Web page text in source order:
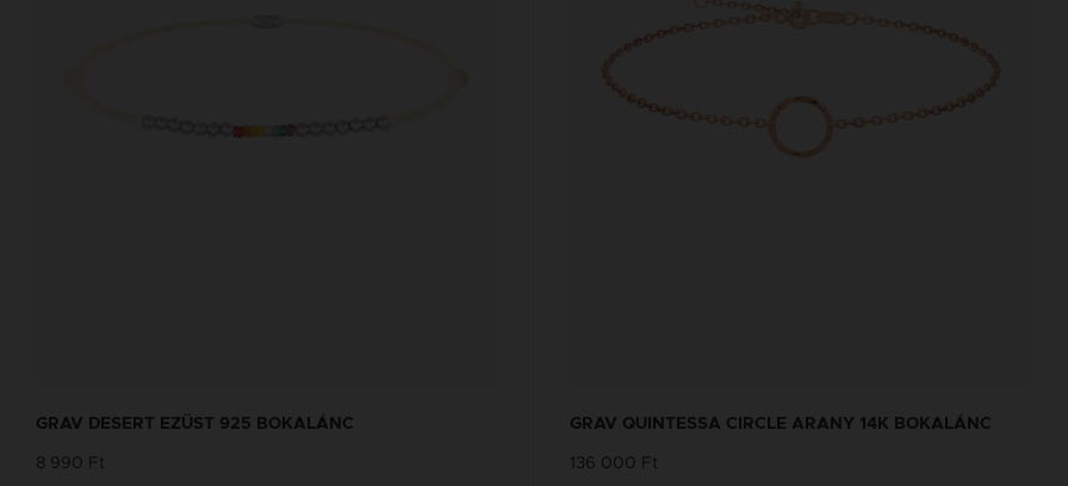
GRAV DESERT EZÜST 925 BOKALÁNC
8 990 Ft
GRAV QUINTESSA CIRCLE ARANY 14K BOKALÁNC
136 000 Ft